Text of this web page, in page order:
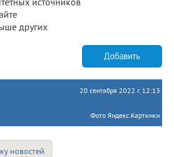
других
Добавить
20 сентября 2022 г. 12:13
Фото Яндекс.Картинки
новостей